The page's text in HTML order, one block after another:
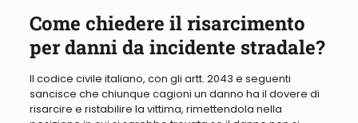
Come chiedere il risarcimento
per danni da incidente stradale?
Il codice civile italiano, con gli artt. 2043 e seguenti
sancisce che chiunque cagioni un danno ha il dovere di
risarcire e ristabilire la vittima, rimettendola nella